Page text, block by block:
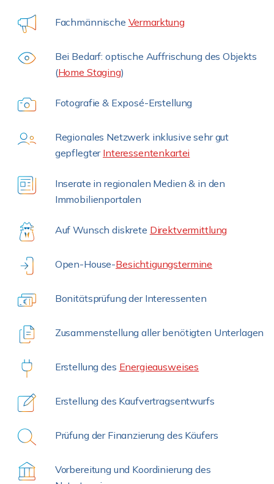
Fachmännische Vermarktung
Bei Bedarf: optische Auffrischung des Objekts
(Home Staging)
Fotografie & Exposé-Erstellung
Regionales Netzwerk inklusive sehr gut
gepflegter Interessentenkartei
Inserate in regionalen Medien & in den
Immobilienportalen
Auf Wunsch diskrete Direktvermittlung
Open-House-Besichtigungstermine
Bonitätsprüfung der Interessenten
Zusammenstellung aller benötigten Unterlagen
Erstellung des Energieausweises
Erstellung des Kaufvertragsentwurfs
Prüfung der Finanzierung des Käufers
Vorbereitung und Koordinierung des